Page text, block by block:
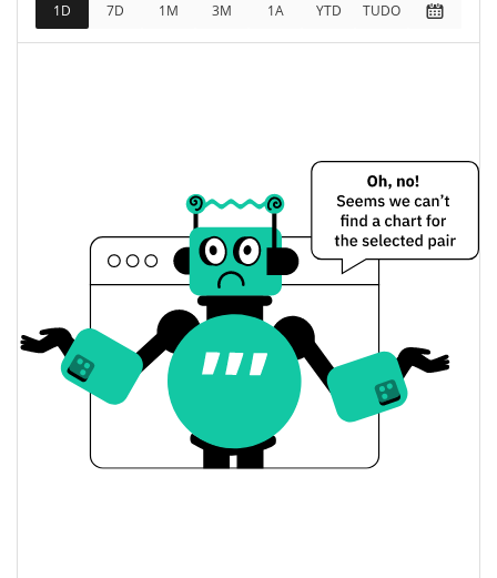
Totalmente diluído
Limite de mercado
$696,534
1.70%
$0.017722037
Abertura / Fecho de
$0.017707419 /
$0.017722037
A mudança de ontem
Volume de ontem $249.11634
Histórico do preço do TITAN
1D 7D 1M 3M 1A YTD TUDO